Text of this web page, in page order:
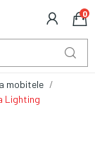
0
mobitele
Lighting